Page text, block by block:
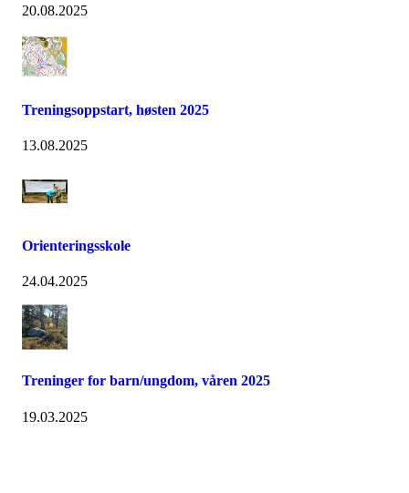
20.08.2025
Treningsoppstart, høsten 2025
13.08.2025
Orienteringsskole
24.04.2025
Treninger for barn/ungdom, våren 2025
19.03.2025